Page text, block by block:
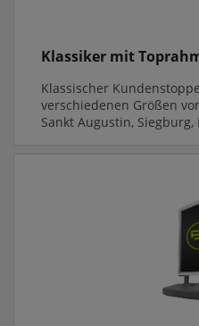
Klassiker mit
Klassischer
verschiedenen Größen
Sankt Augustin, Siegburg,